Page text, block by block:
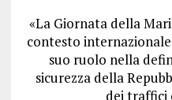
«La Giornata della
contesto
suo ruolo nella
sicurezza della
dei traffici